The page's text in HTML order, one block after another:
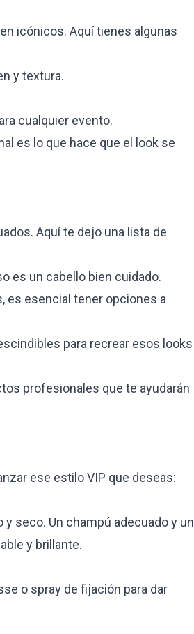
icónicos. Aquí tienes algunas
y textura.
cualquier evento.
es lo que hace que el look se
Aquí te dejo una lista de
es un cabello bien cuidado.
es esencial tener opciones a
para recrear esos looks
profesionales que te ayudarán
ese estilo VIP que deseas:
seco. Un champú adecuado y un
y brillante.
o spray de fijación para dar